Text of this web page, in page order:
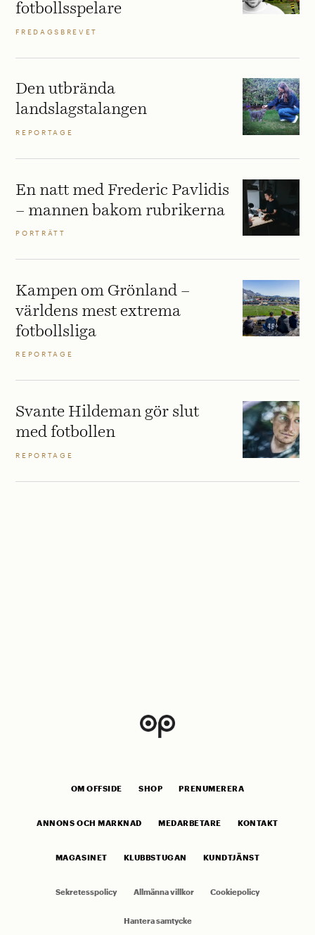
fotbollsspelare
FREDAGSBREVET
Den utbrända
landslagstalangen
REPORTAGE
En natt med Frederic Pavlidis
– mannen bakom rubrikerna
PORTRÄTT
Kampen om Grönland –
världens mest extrema
fotbollsliga
REPORTAGE
Svante Hildeman gör slut
med fotbollen
REPORTAGE
OM OFFSIDE SHOP PRENUMERERA
ANNONS OCH MARKNAD MEDARBETARE KONTAKT
MAGASINET KLUBBSTUGAN KUNDTJÄNST
Sekretesspolicy Allmänna villkor Cookiepolicy
Hantera samtycke